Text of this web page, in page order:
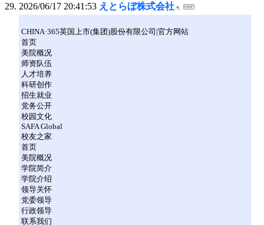
2026/06/17 20:41:53 えとらぼ株式会社
CHINA·365英国上市(集团)股份有限公司|官方网站
首页
美院概况
师资队伍
人才培养
科研创作
招生就业
党务公开
校园文化
SAFA Global
校友之家
首页
美院概况
学院简介
学院介绍
领导关怀
党委领导
行政领导
联系我们